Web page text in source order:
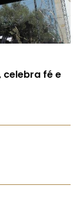
celebra fé e